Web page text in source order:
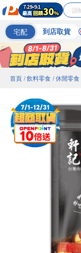
宅配 到店取貨
首頁 / 飲料零食 / 休閒零食